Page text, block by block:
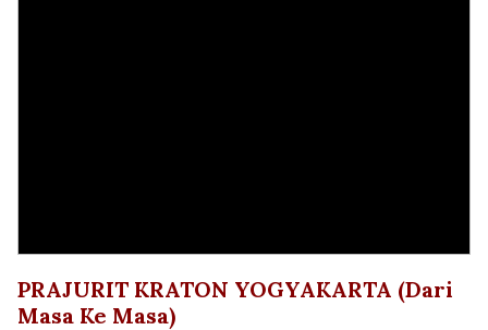
PRAJURIT KRATON YOGYAKARTA (Dari
Masa Ke Masa)